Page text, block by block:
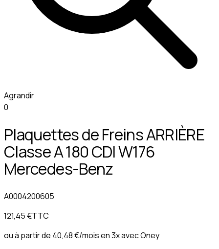
Agrandir
0
Plaquettes de Freins ARRIÈRE
Classe A 180 CDI W176
Mercedes-Benz
A0004200605
121,45 €TTC
ou à partir de 40,48 €/mois en 3x avecOney